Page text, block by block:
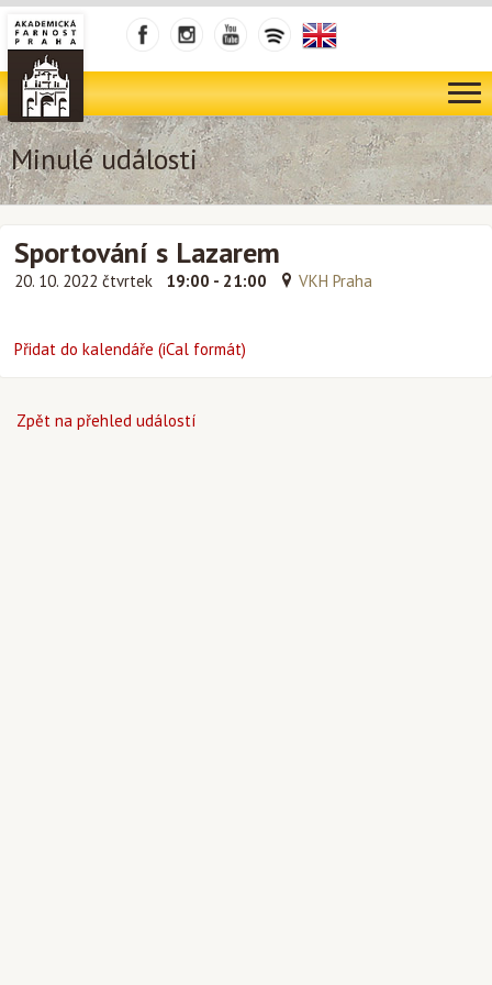
Minulé události
Sportování s Lazarem
20. 10. 2022 čtvrtek 19:00 - 21:00 VKH Praha
Přidat do kalendáře (iCal formát)
Zpět na přehled událostí